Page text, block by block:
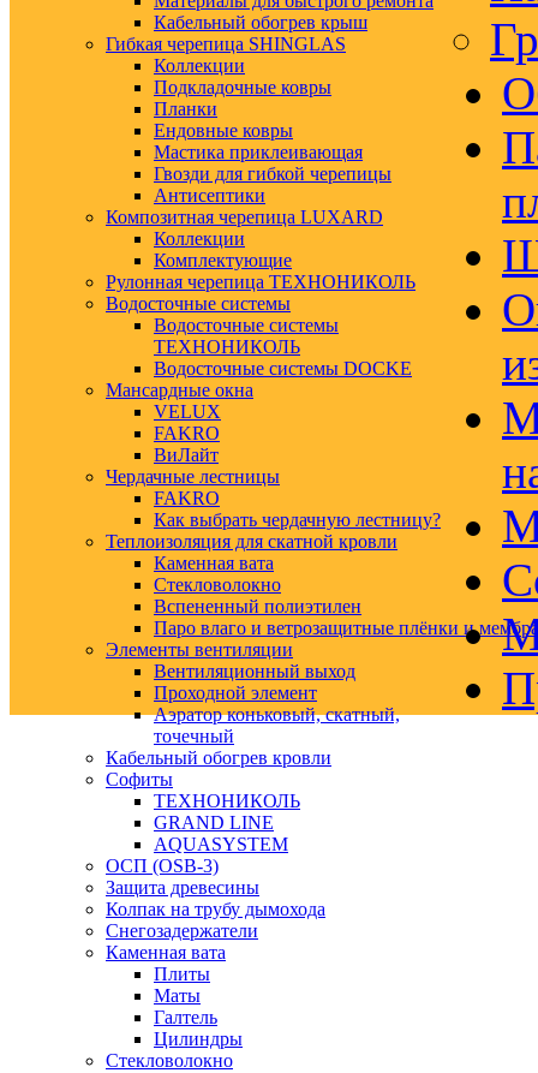
Кабельный обогрев крыш
Гибкая черепица SHINGLAS
Коллекции
Подкладочные ковры
Планки
Ендовные ковры
Мастика приклеивающая
Гвозди для гибкой черепицы
Антисептики
Композитная черепица LUXARD
Коллекции
Комплектующие
Рулонная черепица ТЕХНОНИКОЛЬ
Водосточные системы
Водосточные системы
ТЕХНОНИКОЛЬ
Водосточные системы DOCKE
Мансардные окна
VELUX
FAKRO
ВиЛайт
Чердачные лестницы
FAKRO
Как выбрать чердачную лестницу?
Теплоизоляция для скатной кровли
Каменная вата
Стекловолокно
Вспененный полиэтилен
Паро влаго и ветрозащитные плёнки и
Элементы вентиляции
Вентиляционный выход
Проходной элемент
Аэратор коньковый, скатный,
точечный
Кабельный обогрев кровли
Софиты
ТЕХНОНИКОЛЬ
GRAND LINE
AQUASYSTEM
ОСП (OSB-3)
Защита древесины
Колпак на трубу дымохода
Снегозадержатели
Каменная вата
Плиты
Маты
Галтель
Цилиндры
Стекловолокно